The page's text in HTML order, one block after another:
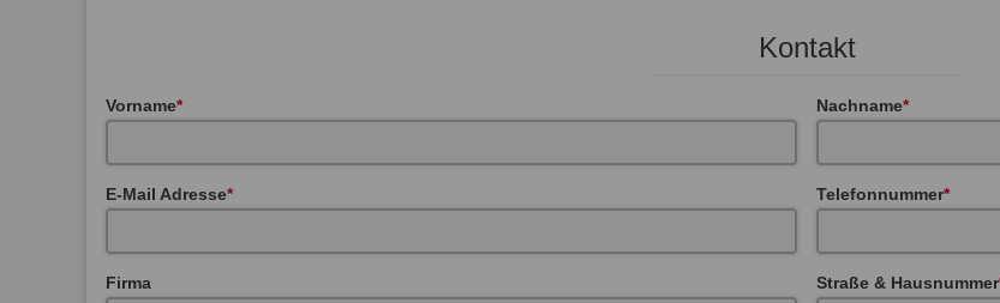
Kontakt
Vorname Nachname
E-Mail Adresse Telefonnummer
Firma Straße & Hausnummer